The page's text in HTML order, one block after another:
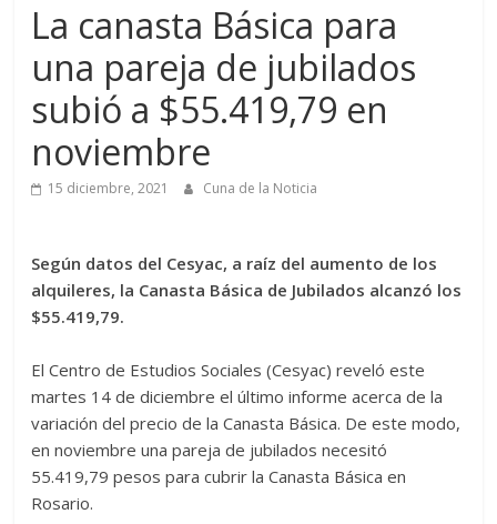
La canasta Básica para
una pareja de jubilados
subió a $55.419,79 en
noviembre
15 diciembre, 2021 Cuna de la Noticia
Según datos del Cesyac, a raíz del aumento de los
alquileres, la Canasta Básica de Jubilados alcanzó los
$55.419,79.
El Centro de Estudios Sociales (Cesyac) reveló este
martes 14 de diciembre el último informe acerca de la
variación del precio de la Canasta Básica. De este modo,
en noviembre una pareja de jubilados necesitó
55.419,79 pesos para cubrir la Canasta Básica en
Rosario.